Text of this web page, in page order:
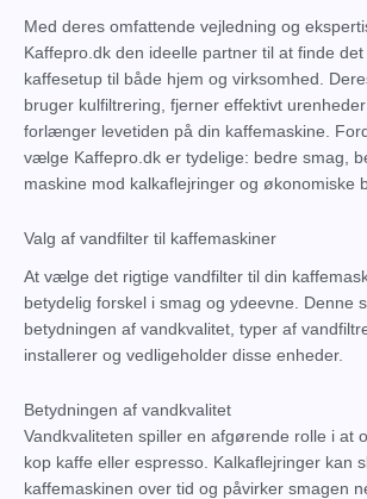
Med deres omfattende vejledning og
Kaffepro.dk den ideelle partner til at finde
kaffesetup til både hjem og virksomhed.
bruger kulfiltrering, fjerner effektivt
forlænger levetiden på din kaffemaskine.
vælge Kaffepro.dk er tydelige: bedre smag,
maskine mod kalkaflejringer og økonomiske
Valg af vandfilter til kaffemaskiner
At vælge det rigtige vandfilter til din
betydelig forskel i smag og ydeevne. Denne
betydningen af vandkvalitet, typer af
installerer og vedligeholder disse enheder.
Betydningen af vandkvalitet
Vandkvaliteten spiller en afgørende rolle i at
kop kaffe eller espresso. Kalkaflejringer kan
kaffemaskinen over tid og påvirker smagen